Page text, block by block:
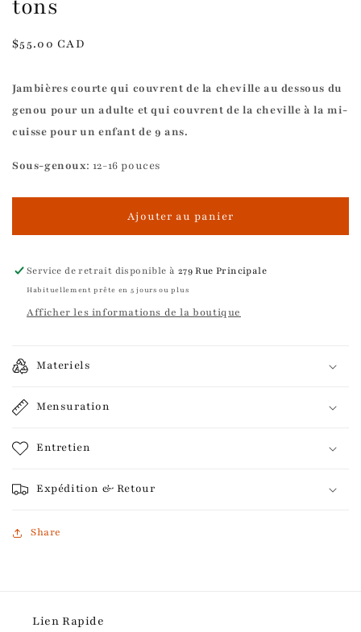
tons
Prix
$55.00 CAD
Jambières courte qui couvrent de la cheville au dessous du
genou pour un adulte et qui couvrent de la cheville à la mi-
cuisse pour un enfant de 9 ans.
Sous-genoux: 12-16 pouces
Ajouter au panier
Service de retrait disponible à 279 Rue Principale
Habituellement prête en 5 jours ou plus
Afficher les informations de la boutique
Materiels
Mensuration
Entretien
Expédition & Retour
Share
Lien Rapide